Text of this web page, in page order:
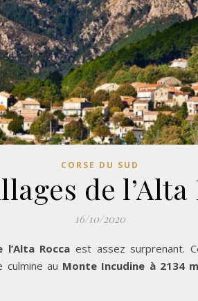
CORSE DU SUD
de l’Alta
16/10/2020
Rocca est assez surprenant.
culmine au Monte Incudine à 2134